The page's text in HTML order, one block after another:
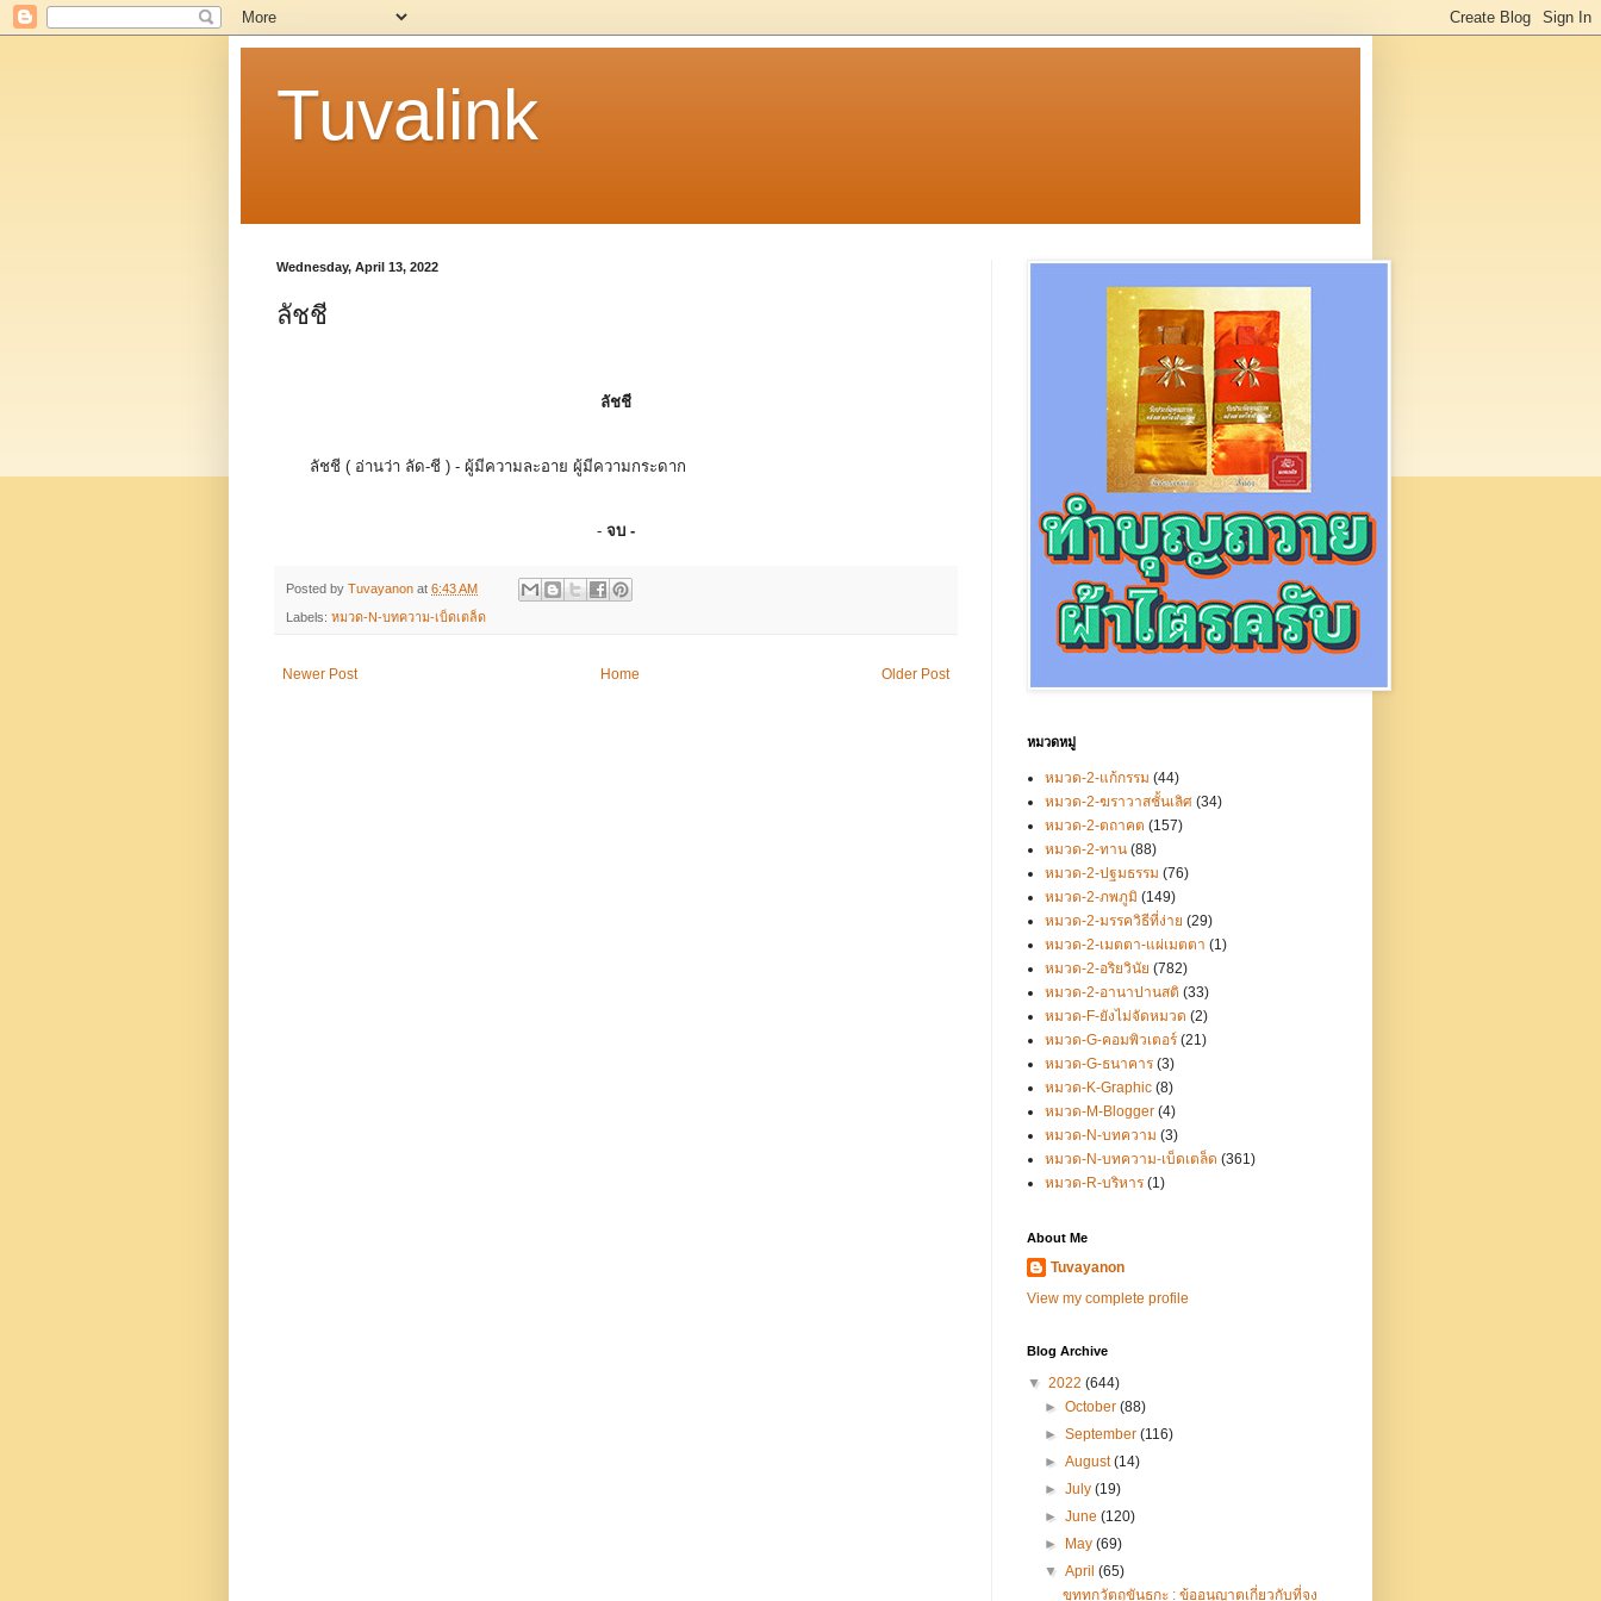
Tuvalink
Wednesday, April 13, 2022
ลัชชี
ลัชชี
ลัชชี ( อ่านว่า ลัด-ชี ) - ผู้มีความละอาย ผู้มีความกระดาก
- จบ -
Posted by Tuvayanon at 6:43 AM
Labels: หมวด-N-บทความ-เบ็ดเตล็ด
Newer Post Older Post
Home
หมวดหมู่
หมวด-2-แก้กรรม (44)
หมวด-2-ฆราวาสชั้นเลิศ (34)
หมวด-2-ตถาคต (157)
หมวด-2-ทาน (88)
หมวด-2-ปฐมธรรม (76)
หมวด-2-ภพภูมิ (149)
หมวด-2-มรรควิธีที่ง่าย (29)
หมวด-2-เมตตา-แผ่เมตตา (1)
หมวด-2-อริยวินัย (782)
หมวด-2-อานาปานสติ (33)
หมวด-F-ยังไม่จัดหมวด (2)
หมวด-G-คอมพิวเตอร์ (21)
หมวด-G-ธนาคาร (3)
หมวด-K-Graphic (8)
หมวด-M-Blogger (4)
หมวด-N-บทความ (3)
หมวด-N-บทความ-เบ็ดเตล็ด (361)
หมวด-R-บริหาร (1)
About Me
Tuvayanon
View my complete profile
Blog Archive
▼ 2022 (644)
►October(88)
►September(116)
►August(14)
►July(19)
►June(120)
►
May(69)
▼April(65)
ขุททกวัตถุขันธกะ : ข้ออนุญาตเกี่ยวกับที่จง